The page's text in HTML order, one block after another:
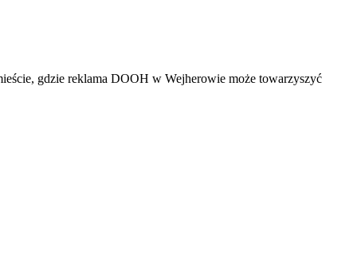
gdzie reklama DOOH w Wejherowie może towarzyszyć